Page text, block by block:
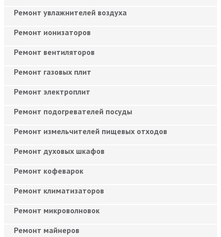
Ремонт увлажнителей воздуха
Ремонт ионизаторов
Ремонт вентиляторов
Ремонт газовых плит
Ремонт электроплит
Ремонт подогревателей посуды
Ремонт измельчителей пищевых отходов
Ремонт духовых шкафов
Ремонт кофеварок
Ремонт климатизаторов
Ремонт микроволновок
Ремонт майнеров